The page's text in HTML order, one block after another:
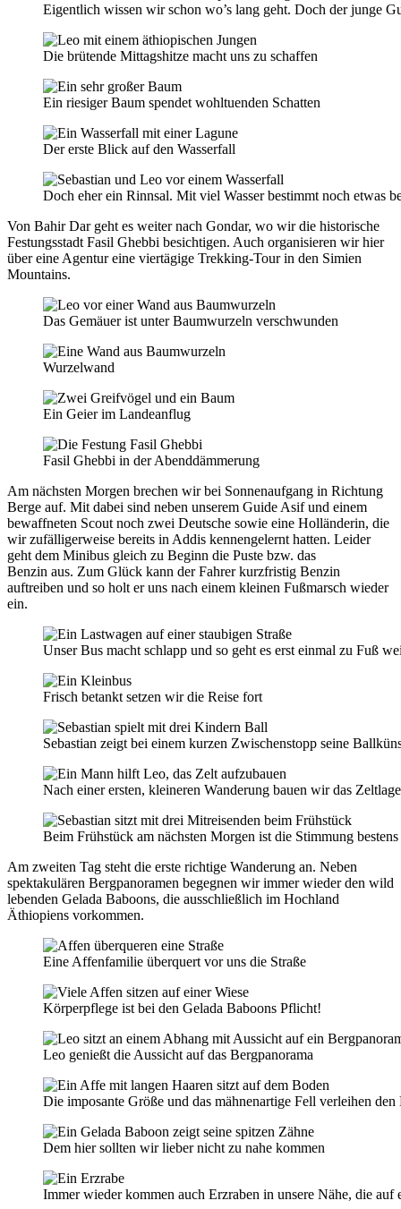
Eigentlich wissen wir schon wo’s lang geht. Doch der junge
Die brütende Mittagshitze macht uns zu schaffen
Ein riesiger Baum spendet wohltuenden Schatten
Der erste Blick auf den Wasserfall
Doch eher ein Rinnsal. Mit viel Wasser bestimmt noch etwas
Von Bahir Dar geht es weiter nach Gondar, wo wir die historische
Festungsstadt Fasil Ghebbi besichtigen. Auch organisieren wir hier
über eine Agentur eine viertägige Trekking-Tour in den Simien
Mountains.
Das Gemäuer ist unter Baumwurzeln verschwunden
Wurzelwand
Ein Geier im Landeanflug
Fasil Ghebbi in der Abenddämmerung
Am nächsten Morgen brechen wir bei Sonnenaufgang in Richtung
Berge auf. Mit dabei sind neben unserem Guide Asif und einem
bewaffneten Scout noch zwei Deutsche sowie eine Holländerin, die
wir zufälligerweise bereits in Addis kennengelernt hatten. Leider
geht dem Minibus gleich zu Beginn die Puste bzw. das
Benzin aus. Zum Glück kann der Fahrer kurzfristig Benzin
auftreiben und so holt er uns nach einem kleinen Fußmarsch wieder
ein.
Unser Bus macht schlapp und so geht es erst einmal zu Fuß
Frisch betankt setzen wir die Reise fort
Sebastian zeigt bei einem kurzen Zwischenstopp seine
Nach einer ersten, kleineren Wanderung bauen wir das
Beim Frühstück am nächsten Morgen ist die Stimmung bestens
Am zweiten Tag steht die erste richtige Wanderung an. Neben
spektakulären Bergpanoramen begegnen wir immer wieder den wild
lebenden Gelada Baboons, die ausschließlich im Hochland
Äthiopiens vorkommen.
Eine Affenfamilie überquert vor uns die Straße
Körperpflege ist bei den Gelada Baboons Pflicht!
Leo genießt die Aussicht auf das Bergpanorama
Die imposante Größe und das mähnenartige Fell verleihen den
Dem hier sollten wir lieber nicht zu nahe kommen
Immer wieder kommen auch Erzraben in unsere Nähe, die auf